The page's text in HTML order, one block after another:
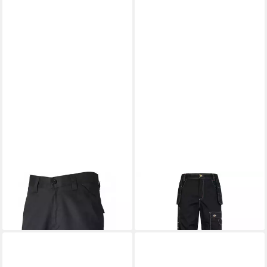
DICKIES
Arbeitshose
Everyday 24/7
49,99 €
Arbeitshose
Redhawk Pro